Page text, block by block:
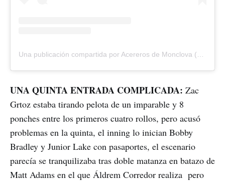
UNA QUINTA ENTRADA COMPLICADA: Zac
Grtoz estaba tirando pelota de un imparable y 8
ponches entre los primeros cuatro rollos, pero acusó
problemas en la quinta, el inning lo inician Bobby
Bradley y Junior Lake con pasaportes, el escenario
parecía se tranquilizaba tras doble matanza en batazo de
Matt Adams en el que Áldrem Corredor realiza pero